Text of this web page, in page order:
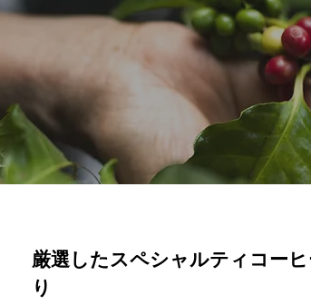
厳選した​スペシャルティコー
り